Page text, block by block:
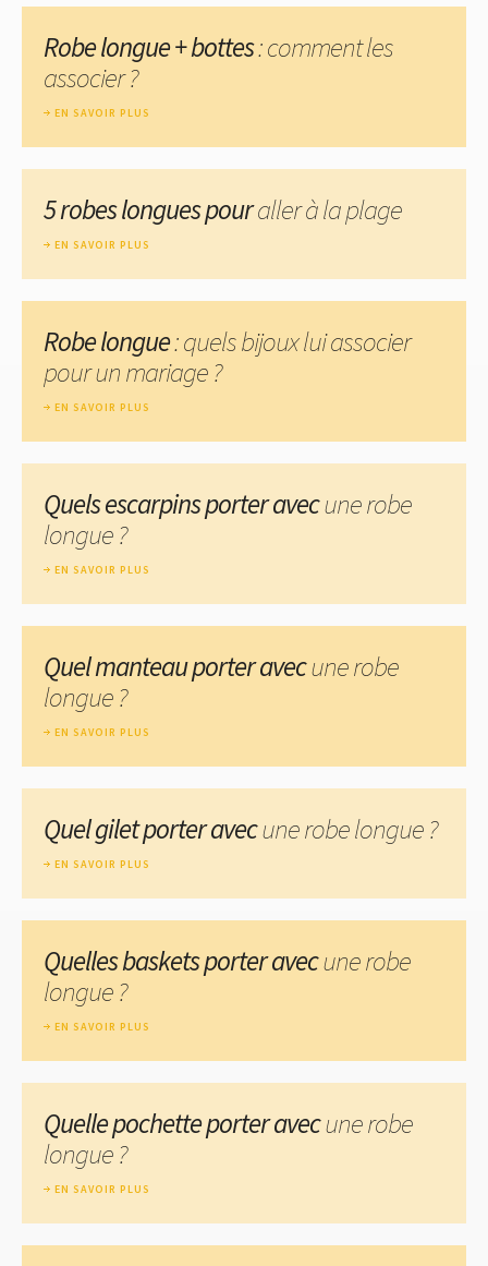
Robe longue + bottes: comment les
associer ?
EN SAVOIR PLUS
5 robes longues pouraller à la plage
EN SAVOIR PLUS
Robe longue: quels bijoux lui associer
pour un mariage ?
EN SAVOIR PLUS
Quels escarpins porter avecune robe
longue ?
EN SAVOIR PLUS
Quel manteau porter avecune robe
longue ?
EN SAVOIR PLUS
Quel gilet porter avecune robe longue ?
EN SAVOIR PLUS
Quelles baskets porter avecune robe
longue ?
EN SAVOIR PLUS
Quelle pochette porter avecune robe
longue ?
EN SAVOIR PLUS